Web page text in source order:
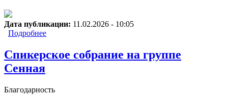
Дата публикации: 11.02.2026 - 10:05
Подробнее
Спикерское собрание на группе
Сенная
Благодарность